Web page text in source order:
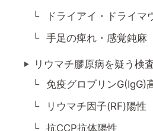
ドライアイ・ドライマ
手足の痺れ・感覚鈍麻
リウマチ膠原病を疑う検
免疫グロブリンG(IgG)
リウマチ因子(RF)陽性
抗CCP抗体陽性